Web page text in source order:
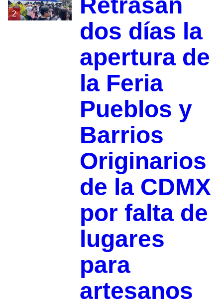
2
Retrasan
dos días la
apertura de
la Feria
Pueblos y
Barrios
Originarios
de la CDMX
por falta de
lugares
para
artesanos